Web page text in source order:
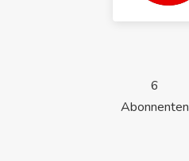
6
Abonnenten